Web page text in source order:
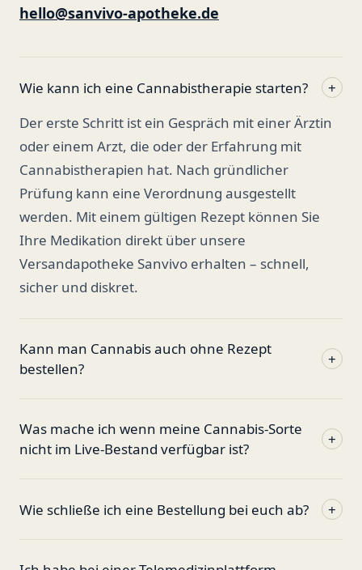
hello@sanvivo-apotheke.de
Wie kann ich eine Cannabistherapie starten?
+
Der erste Schritt ist ein Gespräch mit einer Ärztin
oder einem Arzt, die oder der Erfahrung mit
Cannabistherapien hat. Nach gründlicher
Prüfung kann eine Verordnung ausgestellt
werden. Mit einem gültigen Rezept können Sie
Ihre Medikation direkt über unsere
Versandapotheke Sanvivo erhalten – schnell,
sicher und diskret.
Kann man Cannabis auch ohne Rezept
bestellen?
+
Was mache ich wenn meine Cannabis-Sorte
nicht im Live-Bestand verfügbar ist?
+
Wie schließe ich eine Bestellung bei euch ab? +